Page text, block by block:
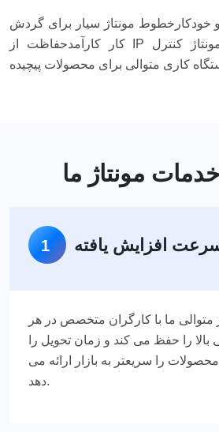
خودکار خطوط مونتاژ سیار برای گردش
کار کارآمدحفاظت از IP از طریق محیط های مونتاژ کنترل
کاری متوالی برای محصولات پیچیده
مونتاژ ما
1 افزایش یافته
متوالی ما با کارگران متخصص در هر
بالا را حفظ می کند و زمان تحویل را
را سریعتر به بازار ارائه می
دهد.